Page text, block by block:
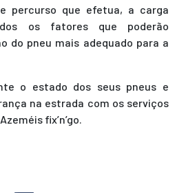
percurso que efetua, a carga
os fatores que poderão
do pneu mais adequado para a
o estado dos seus pneus e
na estrada com os serviços
fix’n’go.